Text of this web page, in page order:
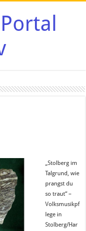
„Stolberg im
Talgrund, wie
prangst du
so traut“ –
Volksmusikpf
lege in
Stolberg/Har